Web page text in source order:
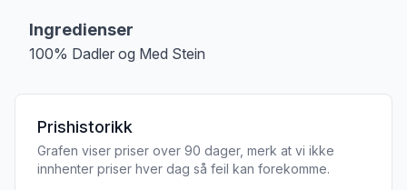
Ingredienser
100% Dadler og Med Stein
Prishistorikk
Grafen viser priser over 90 dager, merk at vi ikke
innhenter priser hver dag så feil kan forekomme.